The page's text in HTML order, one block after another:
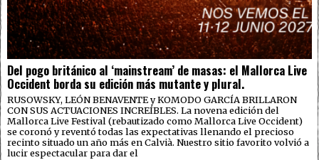
Del pogo británico al ‘mainstream’ de masas: el Mallorca Live
Occident borda su edición más mutante y plural.
RUSOWSKY, LEÓN BENAVENTE y KOMODO GARCÍA BRILLARON
CON SUS ACTUACIONES INCREÍBLES. La novena edición del
Mallorca Live Festival (rebautizado como Mallorca Live Occident)
se coronó y reventó todas las expectativas llenando el precioso
recinto situado un año más en Calvià. Nuestro sitio favorito volvió a
lucir espectacular para dar el